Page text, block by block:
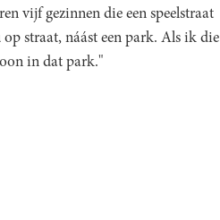
vijf gezinnen die een speelstraat
straat, náást een park. Als ik die
in dat park."